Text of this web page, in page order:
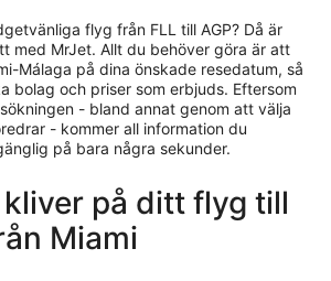
flyg från FLL till AGP? Då är
med MrJet. Allt du behöver göra är att
Málaga på dina önskade resedatum, så
bolag och priser som erbjuds. Eftersom
- bland annat genom att välja
- kommer all information du
på bara några sekunder.
på ditt flyg till
Miami